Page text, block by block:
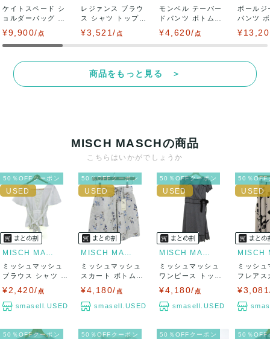
ない場合もございます。
万が一、購入後に偽造品等が発覚しましたら、返品・返金に
決済方法
送料：¥1,650 (見込み)
送料表を確認する
出荷目安：5営業日以内
出荷予定日：なるべく最短で発送致します。
兵庫県から出荷
ケイトスペード シ
ョルダーバッグ ナ
¥9,900/ 点
レジァンス ブラウ
ス シャツ トップス
¥3,521/ 点
モンベル テーパー
ドパンツ ボトムス
¥4,620/ 点
ボールジ
パンツ
商品をもっと見る ＞
MISCH MASCHの商品
こちらはいかがでしょうか
50％OFFクーポン
MISCH MASCH
ミッシュマッシュ
ブラウス シャツ ト
¥2,420/ 点
smasell.USED
50％OFFクーポン
MISCH MASCH
ミッシュマッシュ
スカート ボトムス
¥4,180/ 点
smasell.USED
50％OFFクーポン
MISCH MASCH
ミッシュマッシュ
ワンピース トップ
¥4,180/ 点
smasell.USED
50％OFF
ミッシ
フレアス
50％OFFクーポン 50％OFFクーポン 50％OFFクーポン 50％OFF